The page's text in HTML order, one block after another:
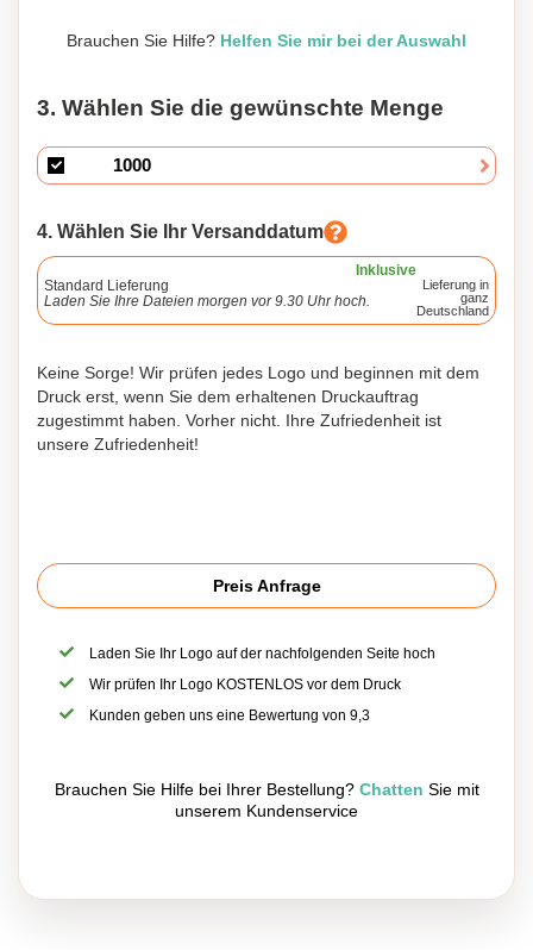
Brauchen Sie Hilfe? Helfen Sie mir bei der Auswahl
3. Wählen Sie die gewünschte Menge
4. Wählen Sie Ihr Versanddatum
Inklusive
Standard Lieferung
Laden Sie Ihre Dateien morgen vor 9.30 Uhr hoch.
Lieferung in
ganz
Deutschland
Keine Sorge! Wir prüfen jedes Logo und beginnen mit dem
Druck erst, wenn Sie dem erhaltenen Druckauftrag
zugestimmt haben. Vorher nicht. Ihre Zufriedenheit ist
unsere Zufriedenheit!
Preis Anfrage
Laden Sie Ihr Logo auf der nachfolgenden Seite hoch
Wir prüfen Ihr Logo KOSTENLOS vor dem Druck
Kunden geben uns eine Bewertung von 9,3
Brauchen Sie Hilfe bei Ihrer Bestellung? Chatten Sie mit
unserem Kundenservice